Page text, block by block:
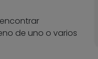
de uno o varios